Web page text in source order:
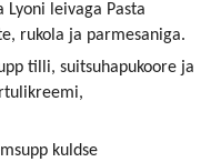
Lyoni leivaga Pasta
rukola ja parmesaniga.
tilli, suitsuhapukoore ja
kuldse